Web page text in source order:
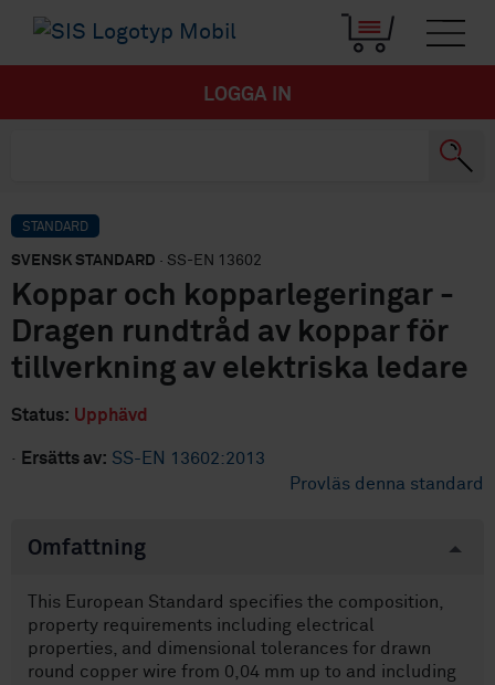
LOGGA IN
STANDARD
SVENSK STANDARD · SS-EN 13602
Koppar och kopparlegeringar -
Dragen rundtråd av koppar för
tillverkning av elektriska ledare
Status: Upphävd
· Ersätts av: SS-EN 13602:2013
Provläs denna standard
Omfattning
This European Standard specifies the composition,
property requirements including electrical
properties, and dimensional tolerances for drawn
round copper wire from 0,04 mm up to and including